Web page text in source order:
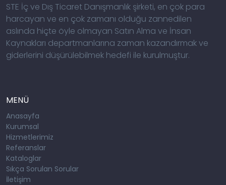
STE İç ve Dış Ticaret Danışmanlık şirketi, en çok para
harcayan ve en çok zamanı olduğu zannedilen
aslında hiçte öyle olmayan Satın Alma ve İnsan
Kaynakları departmanlarına zaman kazandırmak ve
giderlerini düşürülebilmek hedefi ile kurulmuştur.
MENÜ
Anasayfa
Kurumsal
Hizmetlerimiz
Referanslar
Kataloglar
Sıkça Sorulan Sorular
İletişim